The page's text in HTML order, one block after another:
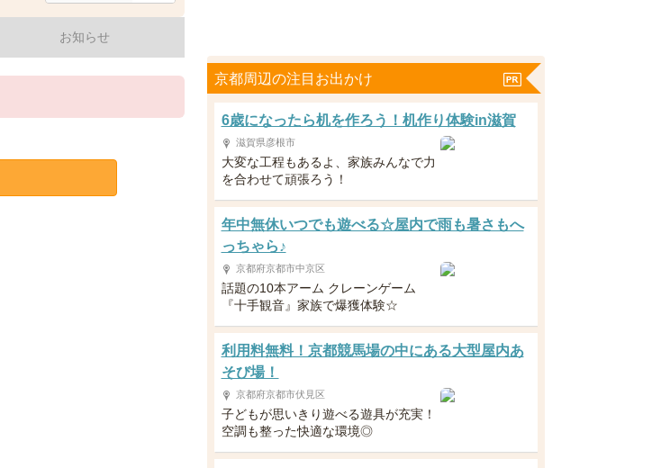
お知らせ
京都周辺の注目お出かけ
6歳になったら机を作ろう！机作り体験in滋賀
滋賀県彦根市
大変な工程もあるよ、家族みんなで力
を合わせて頑張ろう！
年中無休いつでも遊べる☆屋内で雨も暑さもへ
っちゃら♪
京都府京都市中京区
話題の10本アーム クレーンゲーム
『十手観音』家族で爆獲体験☆
利用料無料！京都競馬場の中にある大型屋内あ
そび場！
京都府京都市伏見区
子どもが思いきり遊べる遊具が充実！
空調も整った快適な環境◎